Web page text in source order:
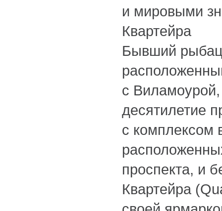
и мировыми
Квартейра
Бывший
с
десятилетие
с комплексом
проспекта, и
Квартейра